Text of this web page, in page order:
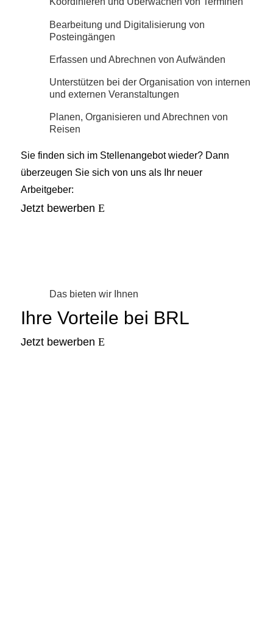
Bearbeitung und Digitalisierung von
Posteingängen
Erfassen und Abrechnen von Aufwänden
Unterstützen bei der Organisation von internen
und externen Veranstaltungen
Planen, Organisieren und Abrechnen von
Reisen
Sie finden sich im Stellenangebot wieder? Dann
überzeugen Sie sich von uns als Ihr neuer
Arbeitgeber:
Jetzt bewerben
Das bieten wir Ihnen
Ihre Vorteile bei BRL
Jetzt bewerben